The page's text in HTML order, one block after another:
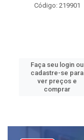
Código: 219901
Faça seu login ou
cadastre-se para
ver preços e
comprar